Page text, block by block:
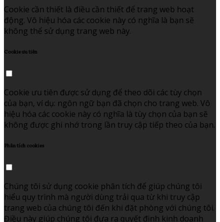
Cookie cần thiết là điều cần thiết để trang web hoạt
động. Vô hiệu hóa các cookie này có nghĩa là bạn sẽ
không thể sử dụng trang web này.
Cookie ưu tiên
Cookie ưu tiên được sử dụng để theo dõi các tùy chọn
của bạn, ví dụ: ngôn ngữ bạn đã chọn cho trang web. Vô
hiệu hóa các cookie này có nghĩa là tùy chọn của bạn sẽ
không được ghi nhớ trong lần truy cập tiếp theo của bạn.
Phân tích cookies
Chúng tôi sử dụng cookie phân tích để giúp chúng tôi
hiểu quy trình mà người dùng trải qua từ khi truy cập
trang web của chúng tôi đến khi đặt phòng với chúng tôi.
Điều này giúp chúng tôi đưa ra quyết định kinh doanh